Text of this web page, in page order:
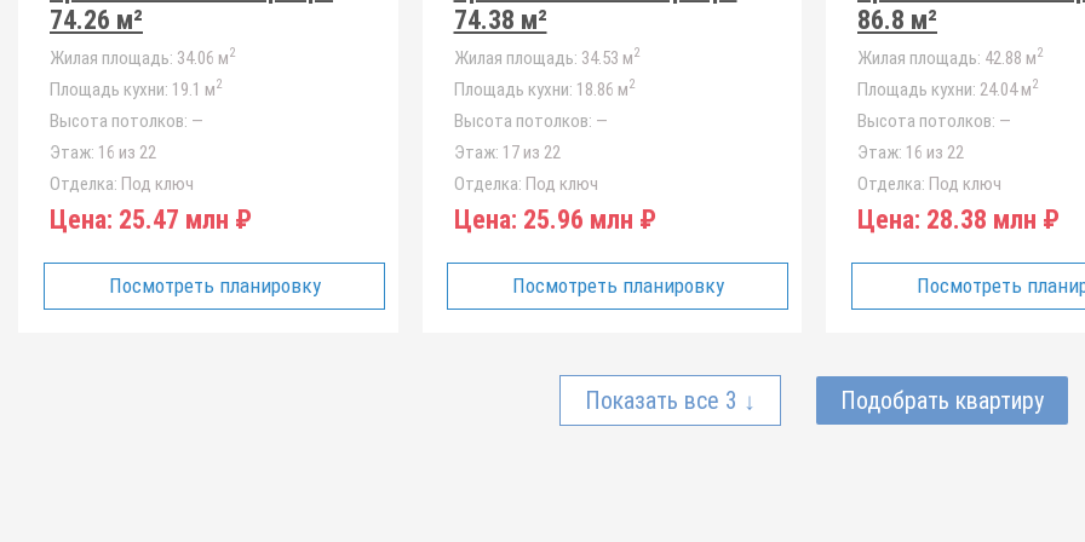
74.26 м²
Жилая площадь: 34.06 м2
Площадь кухни: 19.1 м2
Высота потолков: —
Этаж: 16 из 22
Отделка: Под ключ
Цена: 25.47 млн ₽
Посмотреть планировку
74.38 м²
Жилая площадь: 34.53 м2
Площадь кухни: 18.86 м2
Высота потолков: —
Этаж: 17 из 22
Отделка: Под ключ
Цена: 25.96 млн ₽
Посмотреть планировку
86.8 м²
Жилая площадь: 42.88 м2
Площадь кухни: 24.04 м2
Высота потолков: —
Этаж: 16 из 22
Отделка: Под ключ
Цена: 28.38 млн ₽
Посмотреть
Показать все 3 ↓ Подобрать квартиру